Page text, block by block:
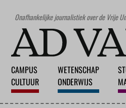
Onafhankelijke journalistiek over de Vrije
CAMPUS
CULTUUR
WETENSCHAP
ONDERWIJS